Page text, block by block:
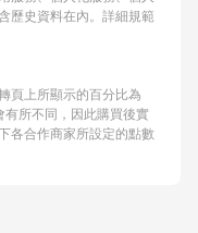
歷史資料在內。詳細規範
頁上所顯示的百分比為
有所不同，因此購買後實
各合作商家所設定的點數